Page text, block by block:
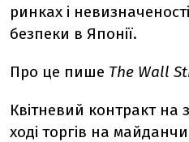
ринках і
безпеки в Японії.
Про це пише The Wall
Квітневий контракт
ході торгів на